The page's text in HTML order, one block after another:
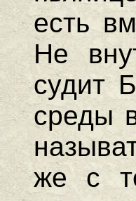
есть
Не
судит
среды
же с